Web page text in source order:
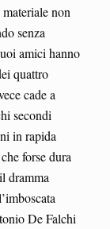
non
senza
amici hanno
quattro
cade a
secondi
in rapida
forse dura
dramma
De Falchi